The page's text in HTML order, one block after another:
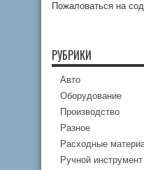
Пожаловаться на
РУБРИКИ
Авто
Оборудование
Производство
Разное
Расходные
Ручной инструмент